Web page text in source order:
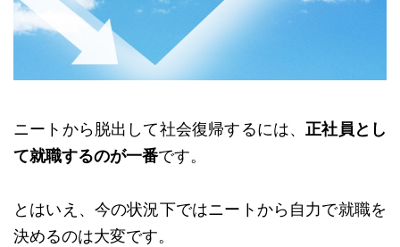
ニートから脱出して社会復帰するには、正社員とし
て就職するのが一番です。
とはいえ、今の状況下ではニートから自力で就職を
決めるのは大変です。